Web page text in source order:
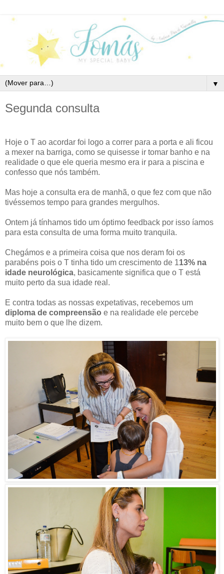
▼
Segunda consulta
Hoje o T ao acordar foi logo a correr para a porta e ali ficou
a mexer na barriga, como se quisesse ir tomar banho e na
realidade o que ele queria mesmo era ir para a piscina e
confesso que nós também.
Mas hoje a consulta era de manhã, o que fez com que não
tivéssemos tempo para grandes mergulhos.
Ontem já tínhamos tido um óptimo feedback por isso íamos
para esta consulta de uma forma muito tranquila.
Chegámos e a primeira coisa que nos deram foi os
parabéns pois o T tinha tido um crescimento de 113% na
idade neurológica, basicamente significa que o T está
muito perto da sua idade real.
E contra todas as nossas expetativas, recebemos um
diploma de compreensão e na realidade ele percebe
muito bem o que lhe dizem.